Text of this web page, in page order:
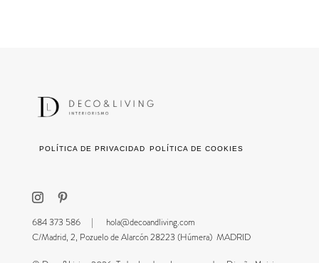
POLÍTICA DE PRIVACIDAD POLÍTICA DE COOKIES
684 373 586 | hola@decoandliving.com
C/Madrid, 2, Pozuelo de Alarcón 28223 (Húmera) MADRID